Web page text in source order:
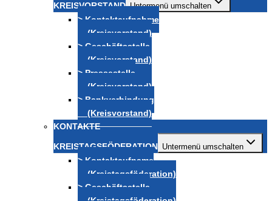
KREISVORSTAND Untermenü umschalten
> Kontaktaufnahme
(Kreisvorstand)
> Geschäftsstelle
(Kreisvorstand)
> Pressestelle
(Kreisvorstand)
> Bankverbindung
(Kreisvorstand)
KONTAKTE
KREISTAGSFÖDERATION Untermenü umschalten
> Kontaktaufname
(Kreistagsföderation)
> Geschäftsstelle